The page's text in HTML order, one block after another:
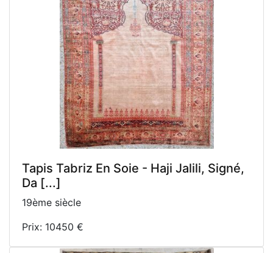
Tapis Tabriz En Soie - Haji Jalili, Signé,
Da [...]
19ème siècle
Prix: 10450 €